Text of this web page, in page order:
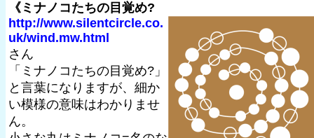
《ミナノコたちの目覚め?
http://www.silentcircle.co.
uk/wind.mw.html
さん
「ミナノコたちの目覚め?」
と言葉になりますが、細か
い模様の意味はわかりませ
ん。